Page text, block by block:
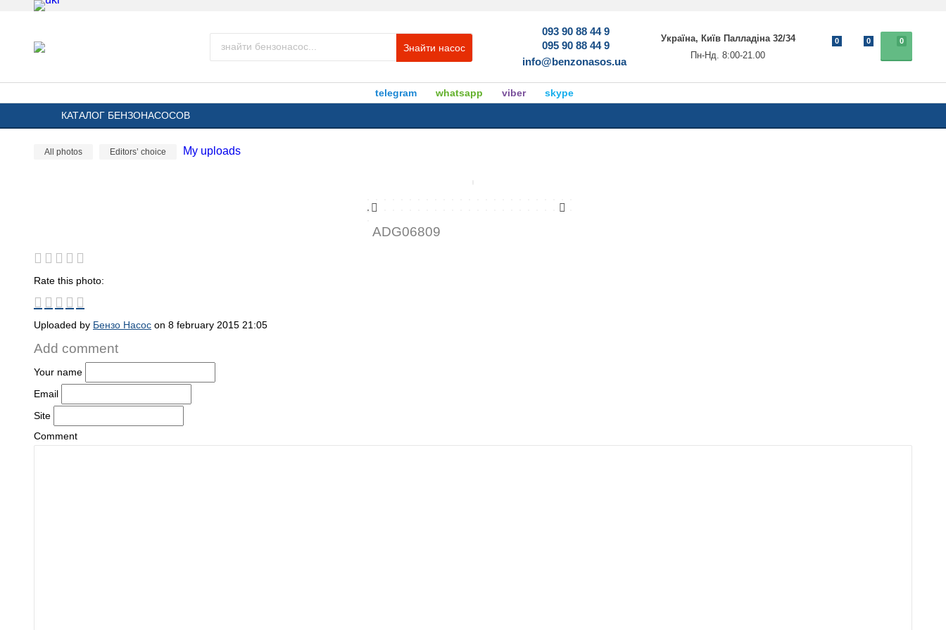
Знайти насос
093 90 88 44 9
095 90 88 44 9
info@benzonasos.ua
Україна, Київ Палладіна 32/34
Пн-Нд. 8:00-21.00
0
0 0
telegram whatsapp viber
skype
КАТАЛОГ БЕНЗОНАСОСОВ
All photos Editors’ choice My uploads
ADG06809
Rate this photo:
Uploaded by Бензо Насос on 8 february 2015 21:05
Add comment
Your name
Email
Site
Comment